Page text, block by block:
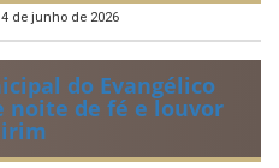
de junho de 2026
do Evangélico
noite de fé e louvor